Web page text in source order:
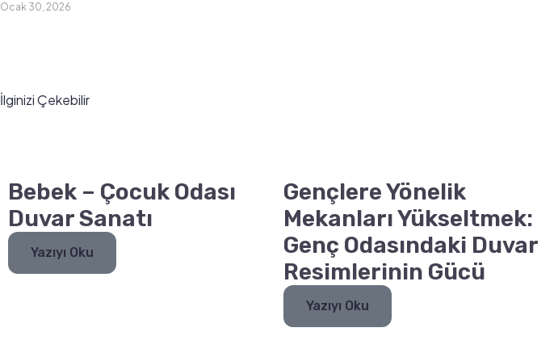
Ocak 30, 2026
İlginizi Çekebilir
Bebek – Çocuk Odası
Duvar Sanatı
Yazıyı Oku
Gençlere Yönelik
Mekanları Yükseltmek:
Genç Odasındaki Duvar
Resimlerinin Gücü
Yazıyı Oku